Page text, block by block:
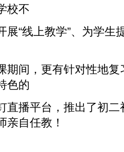
校不
展“线上教学”、为学生
期间，更有针对性地
色的
直播平台，推出了初
亲自任教！